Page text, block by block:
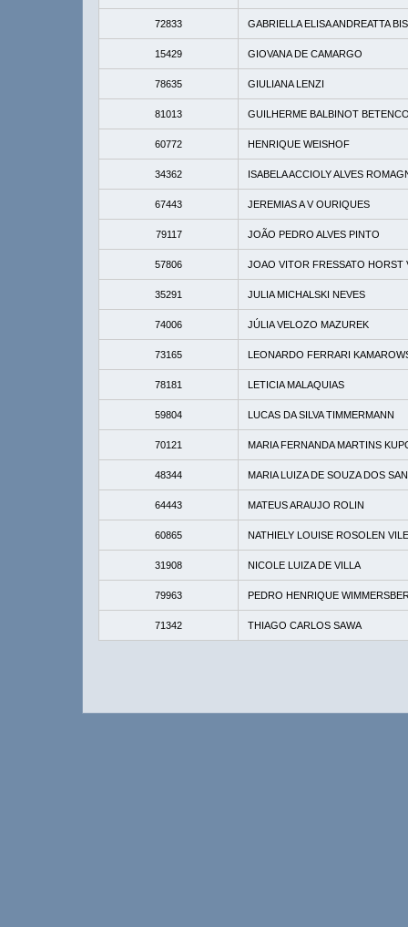
72833 GABRIELLA ELISA ANDREATTA
15429 GIOVANA DE CAMARGO
78635 GIULIANA LENZI
81013 GUILHERME BALBINOT
60772 HENRIQUE WEISHOF
34362 ISABELA ACCIOLY ALVES
67443 JEREMIAS A V OURIQUES
79117 JOÃO PEDRO ALVES PINTO
57806 JOAO VITOR FRESSATO HORST
35291 JULIA MICHALSKI NEVES
74006 JÚLIA VELOZO MAZUREK
73165 LEONARDO FERRARI
78181 LETICIA MALAQUIAS
59804 LUCAS DA SILVA TIMMERMANN
70121 MARIA FERNANDA MARTINS
48344 MARIA LUIZA DE SOUZA DOS
64443 MATEUS ARAUJO ROLIN
60865 NATHIELY LOUISE ROSOLEN
31908 NICOLE LUIZA DE VILLA
79963 PEDRO HENRIQUE
71342 THIAGO CARLOS SAWA